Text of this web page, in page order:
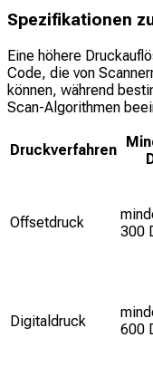
Spezifikationen
Eine höhere
Code, die von
können, während
Scan-Algorithmen
Druckverfahren
Offsetdruck
300
Digitaldruck
600